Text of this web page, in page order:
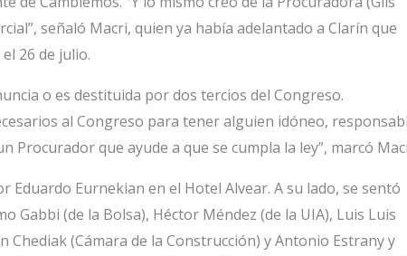
señaló Macri, quien ya había adelantado a Clarín que
26 de julio.
o es destituida por dos tercios del Congreso.
al Congreso para tener alguien idóneo,
que ayude a que se cumpla la ley”, marcó
Eurnekian en el Hotel Alvear. A su lado, se sentó
Gabbi (de la Bolsa), Héctor Méndez (de la UIA), Luis Luis
Chediak (Cámara de la Construcción) y Antonio Estrany y